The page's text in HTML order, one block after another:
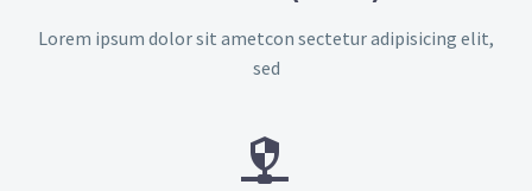
Lorem ipsum dolor sit ametcon sectetur adipisicing elit,
sed

